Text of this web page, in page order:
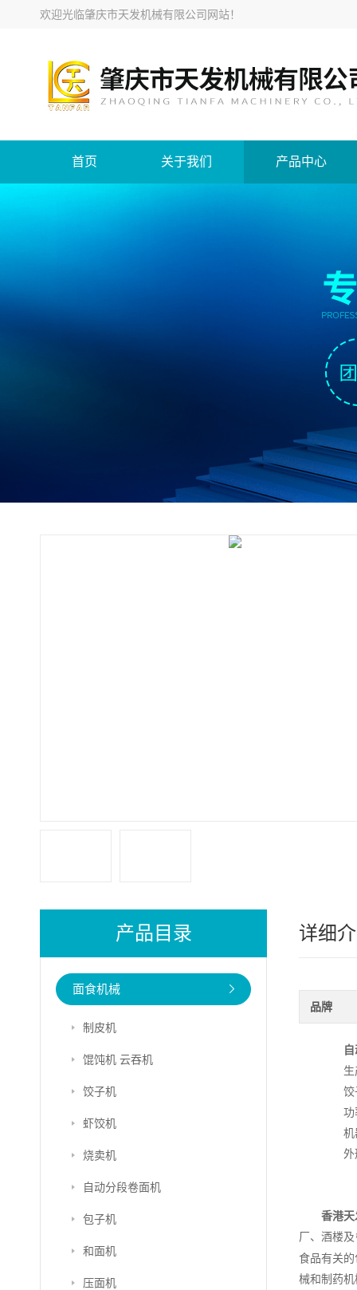
欢迎光临肇庆市天发机械有限公司网站！
首页 关于我们 产品中心
产品目录
面食机械
制皮机
馄饨机 云吞机
饺子机
虾饺机
烧卖机
自动分段卷面机
包子机
和面机
压面机
详细
品牌
生产
饺子
功
机器
外形
香港
厂、酒楼
食品有关
械和制药